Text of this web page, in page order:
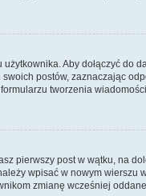
Aby dołączyć do
postów, zaznaczając
tworzenia
pierwszy post w wątku, na
wpisać w nowym
zmianę wcześniej